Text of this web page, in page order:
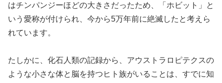
はチンパンジーほどの大きさだったため、「ホビット」と
いう愛称が付けられ、今から5万年前に絶滅したと考えら
れています。
たしかに、化石人類の記録から、アウストラロピテクスの
ような小さな体と脳を持つヒト族がいることは、すでに知